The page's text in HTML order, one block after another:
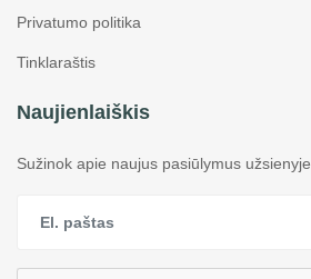
Privatumo politika
Tinklaraštis
Naujienlaiškis
Sužinok apie naujus pasiūlymus užsienyje